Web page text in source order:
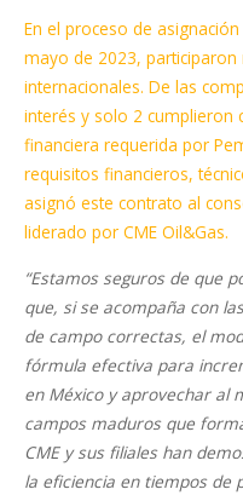
En el proceso de
mayo de 2023,
internacionales. De las
interés y solo 2 cumplieron
financiera requerida por
requisitos financieros,
asignó este contrato al
liderado por CME Oil&Gas.
“Estamos seguros de que
que, si se acompaña con
de campo correctas, el
fórmula efectiva para
en México y aprovechar al
campos maduros que
CME y sus filiales han
la eficiencia en tiempos de